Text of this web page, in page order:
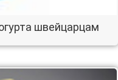
швейцарцам